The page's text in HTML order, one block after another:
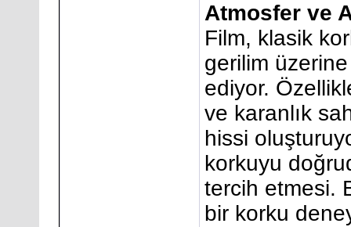
Atmosfer ve
Film, klasik
gerilim
ediyor.
ve karanlık
hissi
korkuyu
tercih etmesi.
bir korku